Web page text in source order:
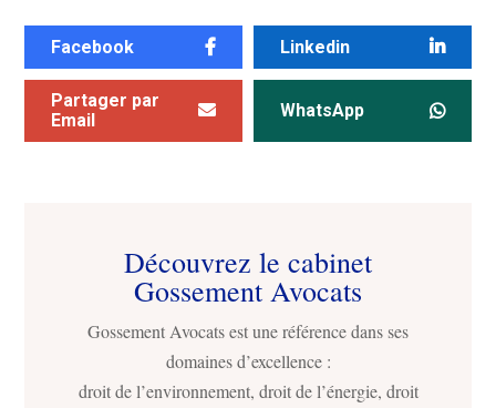
Facebook Linkedin
Partager par
Email
WhatsApp
Découvrez le cabinet
Gossement Avocats
Gossement Avocats est une référence dans ses
domaines d’excellence :
droit de l’environnement, droit de l’énergie, droit